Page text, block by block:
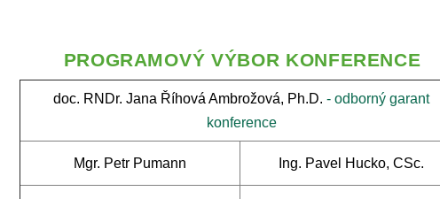
PROGRAMOVÝ VÝBOR KONFERENCE
doc. RNDr. Jana Říhová Ambrožová, Ph.D. - odborný garant
konference
Mgr. Petr Pumann Ing. Pavel Hucko, CSc.